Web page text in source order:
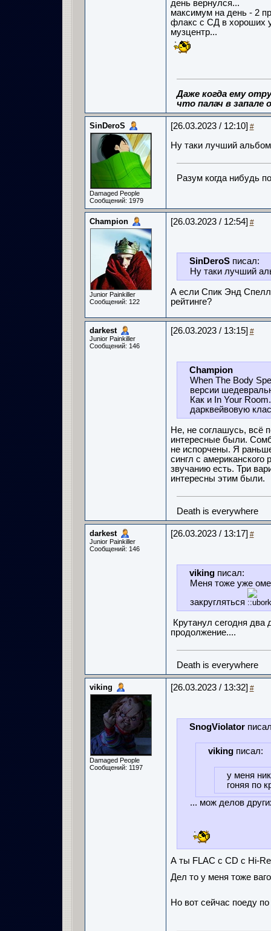
день вернулся...
максимум на день - 2
флакс с СД в хороших
музцентр...
Даже когда ему
что палач в запале
SinDeroS
Damaged People
Сообщений: 1979
[26.03.2023 / 12:10] #
Ну таки лучший
Разум когда нибудь
Champion
Junior Painkiller
Сообщений: 122
[26.03.2023 / 12:54] #
SinDeroSписал:
Ну таки лучший
А если Спик Энд Спелл
рейтинге?
darkest
Junior Painkiller
Сообщений: 146
[26.03.2023 / 13:15] #
Champion
When The Body
версии
Как и In Your
дарквейвовую
Не, не соглашусь, всё
интересные были.
не испорчены. Я
сингл с американского
звучанию есть. Три
интересны этим были.
Death is everywhere
darkest
Junior Painkiller
Сообщений: 146
[26.03.2023 / 13:17] #
vikingписал:
Меня тоже уже
закругляться
Крутанул сегодня
продолжение....
Death is everywhere
viking
Damaged People
Сообщений: 1197
[26.03.2023 / 13:32] #
SnogViolator
vikingписал:
у меня
гоняя по
... мож делов
А ты FLAC с CD с Hi-
Дел то у меня тоже
Но вот сейчас поеду